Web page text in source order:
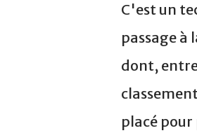
C'est un
passage
dont,
placé